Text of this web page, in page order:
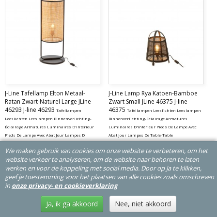
J-Line Tafellamp Elton Metaal-
Ratan Zwart-Naturel Large JLine
46293 J-line 46293 Tafellampen
Leeslichten Leeslampen Binnenverlichting-
Éclairage Armatures Luminaires D'intérieur
Pieds De Lampe Avec Abat Jour Lampes D
€ 125,00
In winkelwagen
J-Line Lamp Rya Katoen-Bamboe
Zwart Small JLine 46375 J-line
46375 Tafellampen Leeslichten Leeslampen
Binnenverlichting-Éclairage Armatures
Luminaires D'intérieur Pieds De Lampe Avec
Abat Jour Lampes De Table-Table
€ 51,99
Vraag KORTING
We maken gebruik van cookies om onze website te verbeteren, om het
website verkeer te analyseren, om de website naar behoren te laten
werken en voor de koppeling met social media. Door op Ja te klikken,
geef je toestemming voor het plaatsen van alle cookies zoals omschreven
in onze privacy- en cookieverklaring
Ja, ik ga akkoord Nee, niet akkoord